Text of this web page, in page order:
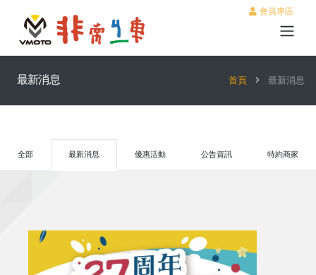
會員專區
最新消息 首頁 最新消息
全部 最新消息 優惠活動 公告資訊 特約商家